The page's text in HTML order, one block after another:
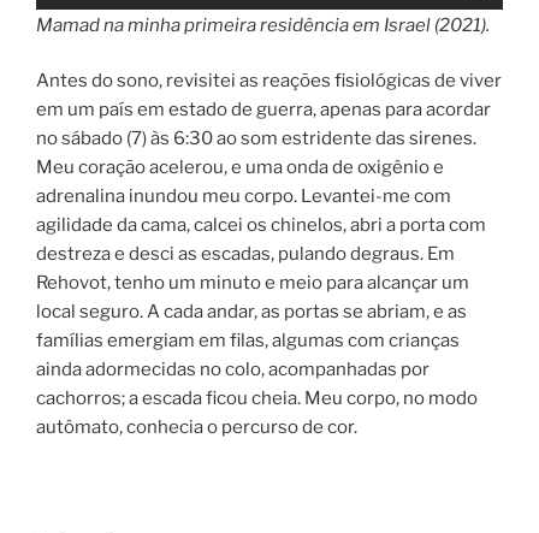
Mamad na minha primeira residência em Israel (2021).
Antes do sono, revisitei as reações fisiológicas de viver
em um país em estado de guerra, apenas para acordar
no sábado (7) às 6:30 ao som estridente das sirenes.
Meu coração acelerou, e uma onda de oxigênio e
adrenalina inundou meu corpo. Levantei-me com
agilidade da cama, calcei os chinelos, abri a porta com
destreza e desci as escadas, pulando degraus. Em
Rehovot, tenho um minuto e meio para alcançar um
local seguro. A cada andar, as portas se abriam, e as
famílias emergiam em filas, algumas com crianças
ainda adormecidas no colo, acompanhadas por
cachorros; a escada ficou cheia. Meu corpo, no modo
autômato, conhecia o percurso de cor.